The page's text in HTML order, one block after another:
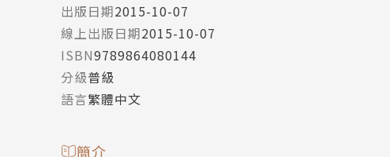
出版日期2015-10-07
線上出版日期2015-10-07
ISBN9789864080144
分級普級
語言繁體中文
簡介